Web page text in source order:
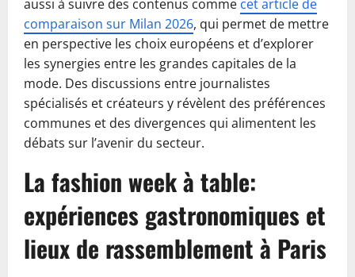
aussi à suivre des contenus comme cet article de
comparaison sur Milan 2026, qui permet de mettre
en perspective les choix européens et d’explorer
les synergies entre les grandes capitales de la
mode. Des discussions entre journalistes
spécialisés et créateurs y révèlent des préférences
communes et des divergences qui alimentent les
débats sur l’avenir du secteur.
La fashion week à table:
expériences gastronomiques et
lieux de rassemblement à Paris